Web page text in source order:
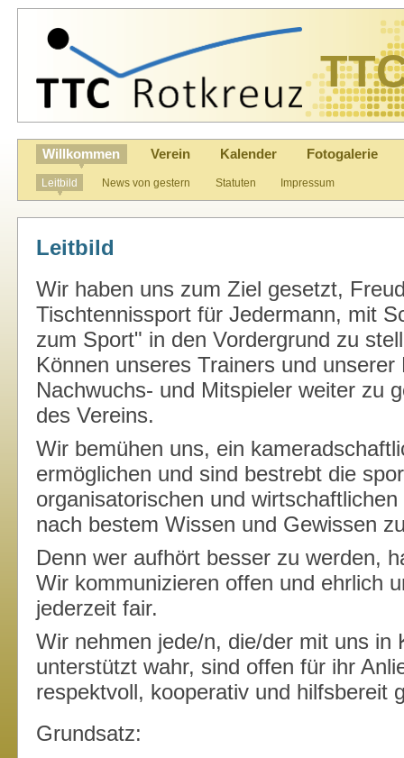
Willkommen Verein Kalender Fotogalerie
Leitbild News von gestern Statuten Impressum
Leitbild
Wir haben uns zum Ziel gesetzt,
Tischtennissport für Jedermann, mit
zum Sport" in den Vordergrund zu
Können unseres Trainers und
Nachwuchs- und Mitspieler weiter zu
des Vereins.
Wir bemühen uns, ein
ermöglichen und sind bestrebt die
organisatorischen und
nach bestem Wissen und Gewissen
Denn wer aufhört besser zu werden,
Wir kommunizieren offen und ehrlich
jederzeit fair.
Wir nehmen jede/n, die/der mit uns in
unterstützt wahr, sind offen für ihr
respektvoll, kooperativ und hilfsbereit
Grundsatz: